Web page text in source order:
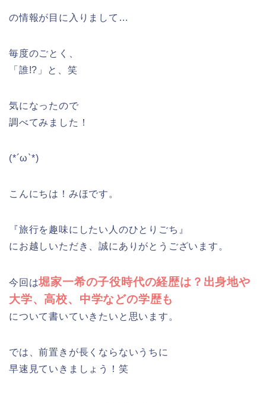
の情報が目に入りまして…
毎度のごとく、
「誰!?」と、笑
気になったので
調べてみました！
(*´ω`*)
こんにちは！みほです。
『旅行を趣味にしたい人のひとりごち』
にお越しいただき、誠にありがとうございます。
今回は堀家一希の子役時代の経歴は？出身地や
大学、高校、中学などの学歴も
について書いていきたいと思います。
では、前置きが長くならないうちに
早速見ていきましょう！笑